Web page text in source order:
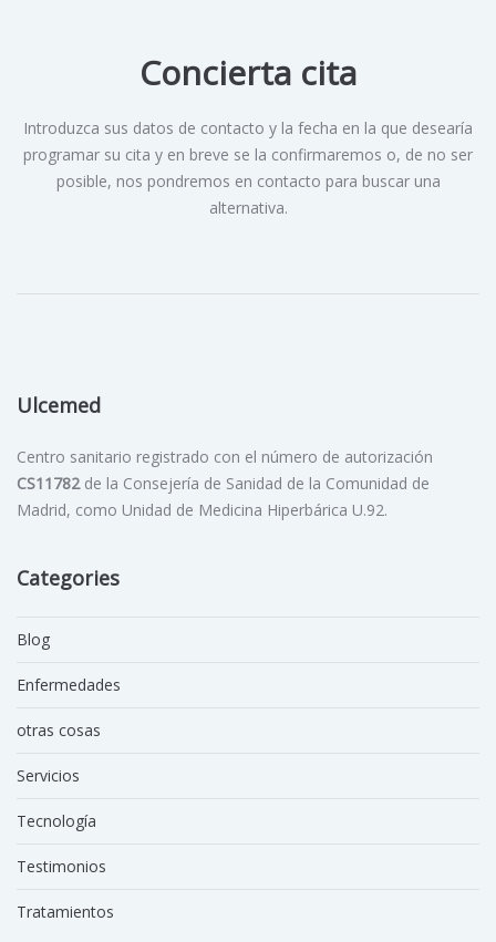
Concierta cita
Introduzca sus datos de contacto y la fecha en la que desearía
programar su cita y en breve se la confirmaremos o, de no ser
posible, nos pondremos en contacto para buscar una
alternativa.
Ulcemed
Centro sanitario registrado con el número de autorización
CS11782de la Consejería de Sanidad de la Comunidad de
Madrid, como Unidad de Medicina Hiperbárica U.92.
Categories
Blog
Enfermedades
otras cosas
Servicios
Tecnología
Testimonios
Tratamientos